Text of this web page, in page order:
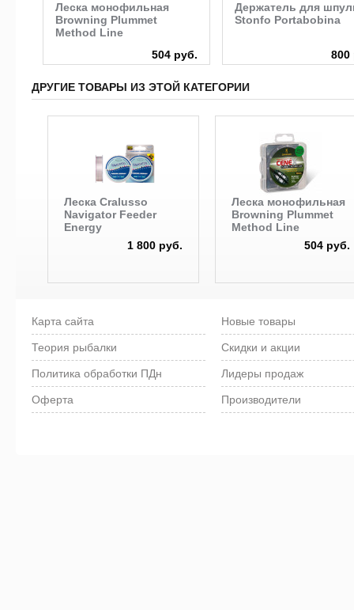
Леска монофильная
Browning Plummet
Method Line
504 руб.
Держатель для
Stonfo Portabobina
800
ДРУГИЕ ТОВАРЫ ИЗ ЭТОЙ КАТЕГОРИИ
Леска Cralusso
Navigator Feeder
Energy
1 800 руб.
Леска монофильная
Browning Plummet
Method Line
504 руб.
Карта сайта
Теория рыбалки
Политика обработки ПДн
Оферта
Новые товары
Скидки и акции
Лидеры продаж
Производители